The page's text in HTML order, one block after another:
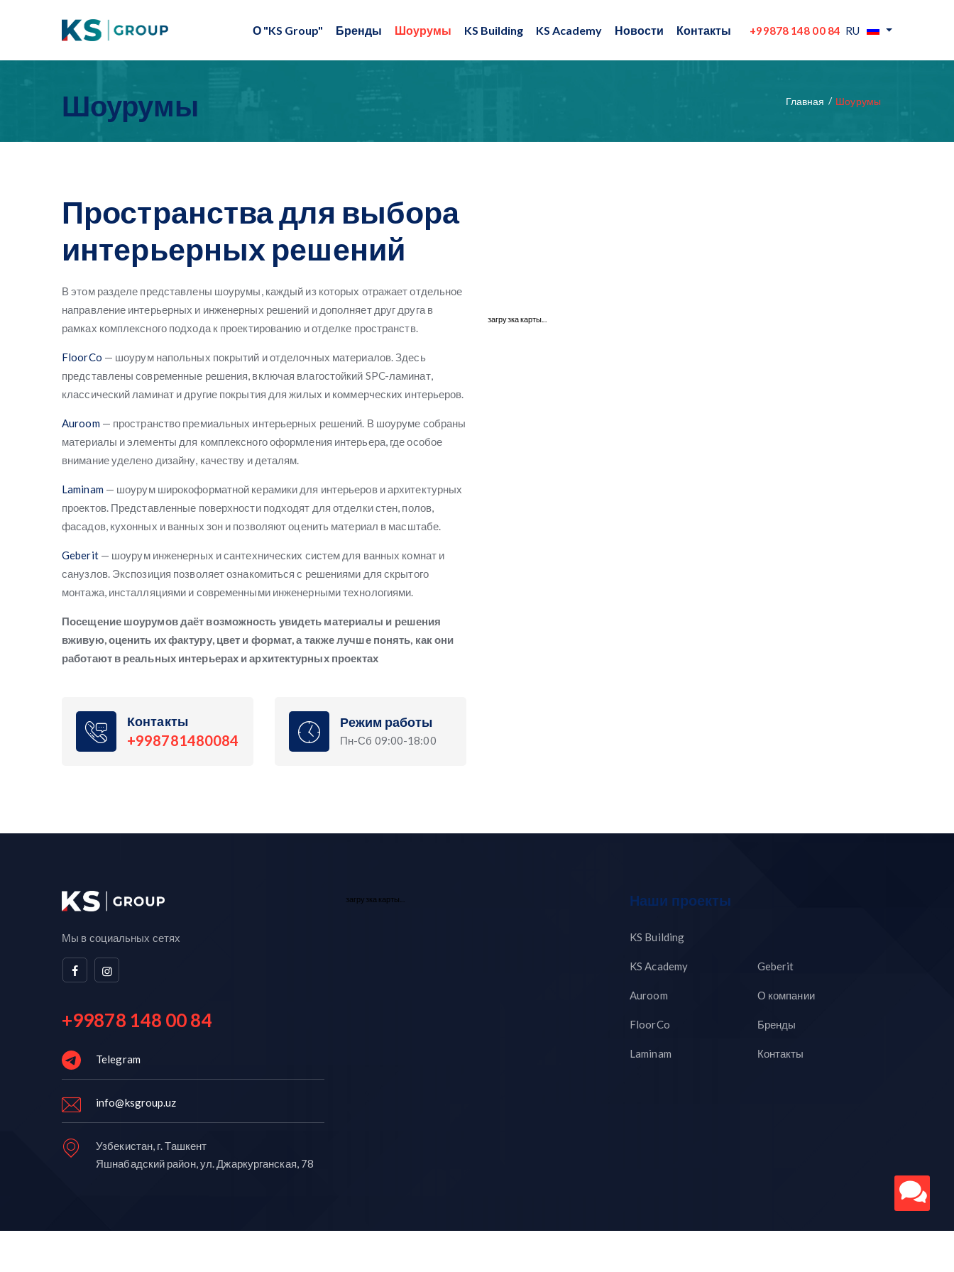
О "KS Group" Бренды Шоурумы KS Building KS Academy Новости Контакты +99878 148 00 84 RU
Шоурумы Главная Шоурумы
Пространства для выбора
интерьерных решений
В этом разделе представлены шоурумы, каждый из которых отражает отдельное
направление интерьерных и инженерных решений и дополняет друг друга в
рамках комплексного подхода к проектированию и отделке пространств.
FloorCo — шоурум напольных покрытий и отделочных материалов. Здесь
представлены современные решения, включая влагостойкий SPC-ламинат,
классический ламинат и другие покрытия для жилых и коммерческих интерьеров.
Auroom— пространство премиальных интерьерных решений. В шоуруме собраны
материалы и элементы для комплексного оформления интерьера, где особое
внимание уделено дизайну, качеству и деталям.
Laminam— шоурум широкоформатной керамики для интерьеров и архитектурных
проектов. Представленные поверхности подходят для отделки стен, полов,
фасадов, кухонных и ванных зон и позволяют оценить материал в масштабе.
Geberit— шоурум инженерных и сантехнических систем для ванных комнат и
санузлов. Экспозиция позволяет ознакомиться с решениями для скрытого
монтажа, инсталляциями и современными инженерными технологиями.
Посещение шоурумов даёт возможность увидеть материалы и решения
вживую, оценить их фактуру, цвет и формат, а также лучше понять, как они
работают в реальных интерьерах и архитектурных проектах
Контакты
+998781480084
Режим работы
Пн-Сб 09:00-18:00
загрузка карты...
Мы в социальных сетях
+99878 148 00 84
Telegram
info@ksgroup.uz
Узбекистан, г. Ташкент
Яшнабадский район, ул. Джаркурганская, 78
загрузка карты... Наши проекты
KS Building
KS Academy
Auroom
FloorCo
Laminam
Geberit
О компании
Бренды
Контакты